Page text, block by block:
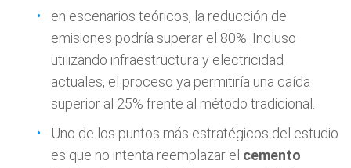
en escenarios teóricos, la reducción de
emisiones podría superar el 80%. Incluso
utilizando infraestructura y electricidad
actuales, el proceso ya permitiría una caída
superior al 25% frente al método tradicional.
Uno de los puntos más estratégicos del estudio
es que no intenta reemplazar el cemento